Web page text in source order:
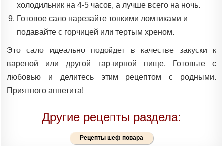
холодильник на 4-5 часов, а лучше всего на ночь.
Готовое сало нарезайте тонкими ломтиками и
подавайте с горчицей или тертым хреном.
Это сало идеально подойдет в качестве закуски к
вареной или другой гарнирной пище. Готовьте с
любовью и делитесь этим рецептом с родными.
Приятного аппетита!
Другие рецепты раздела:
Рецепты шеф повара